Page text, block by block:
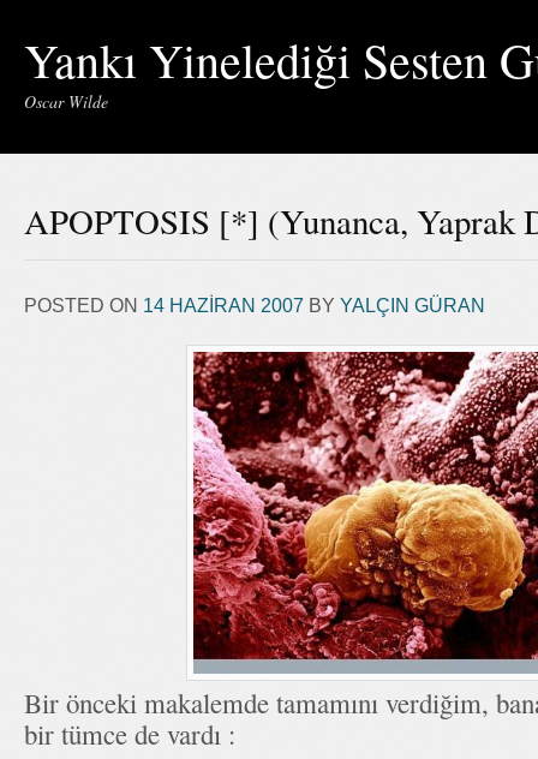
Yankı Yinelediği Sesten
Oscar Wilde
APOPTOSIS [*] (Yunanca,
POSTED ON 14 HAZIRAN 2007 BY YALÇIN GÜRAN
Bir önceki makalemde tamamını verdiğim,
bir tümce de vardı :